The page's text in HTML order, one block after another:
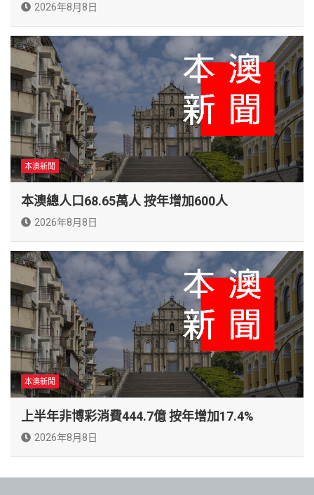
2026年8月8日
本澳新聞
本澳總人口68.65萬人 按年增加600人
2026年8月8日
本澳新聞
上半年非博彩消費444.7億 按年增加17.4%
2026年8月8日